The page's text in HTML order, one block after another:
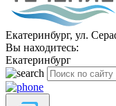
Екатеринбург, ул.
Вы находитесь:
Екатеринбург